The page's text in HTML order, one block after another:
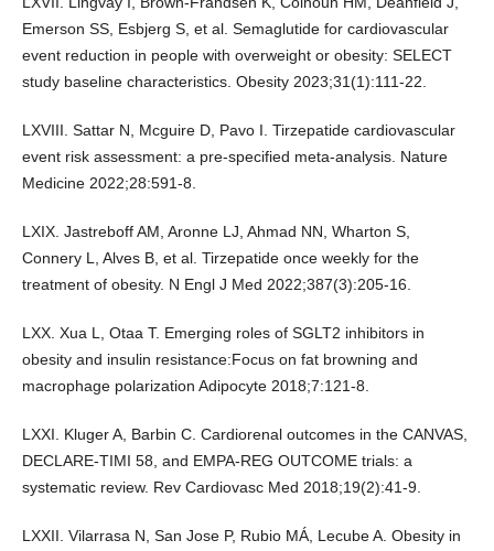
Emerson SS, Esbjerg S, et al. Semaglutide for cardiovascular
event reduction in people with overweight or obesity: SELECT
study baseline characteristics. Obesity 2023;31(1):111-22.
LXVIII. Sattar N, Mcguire D, Pavo I. Tirzepatide cardiovascular
event risk assessment: a pre-specified meta-analysis. Nature
Medicine 2022;28:591-8.
LXIX. Jastreboff AM, Aronne LJ, Ahmad NN, Wharton S,
Connery L, Alves B, et al. Tirzepatide once weekly for the
treatment of obesity. N Engl J Med 2022;387(3):205-16.
LXX. Xua L, Otaa T. Emerging roles of SGLT2 inhibitors in
obesity and insulin resistance:Focus on fat browning and
macrophage polarization Adipocyte 2018;7:121-8.
LXXI. Kluger A, Barbin C. Cardiorenal outcomes in the CANVAS,
DECLARE-TIMI 58, and EMPA-REG OUTCOME trials: a
systematic review. Rev Cardiovasc Med 2018;19(2):41-9.
LXXII. Vilarrasa N, San Jose P, Rubio MÁ, Lecube A. Obesity in